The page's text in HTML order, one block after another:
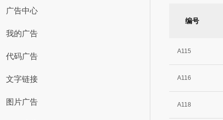
编号
A115
A116
A118
广告中心
我的广告
代码广告
文字链接
图片广告